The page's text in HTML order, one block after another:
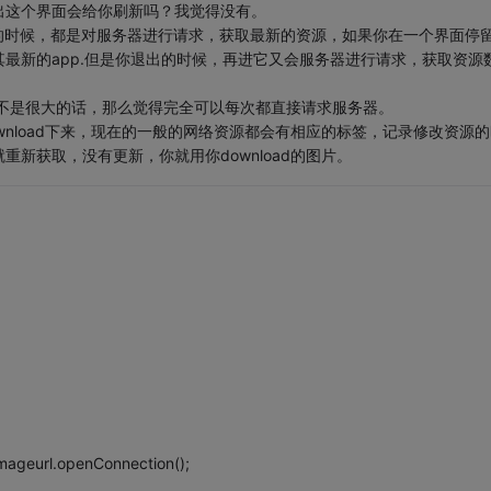
个界面会给你刷新吗？我觉得没有。
候，都是对服务器进行请求，获取最新的资源，如果你在一个界面停
新的app.但是你退出的时候，再进它又会服务器进行请求，获取资源
很大的话，那么觉得完全可以每次都直接请求服务器。
下来，现在的一般的网络资源都会有相应的标签，记录修改资源
新获取，没有更新，你就用你download的图片。